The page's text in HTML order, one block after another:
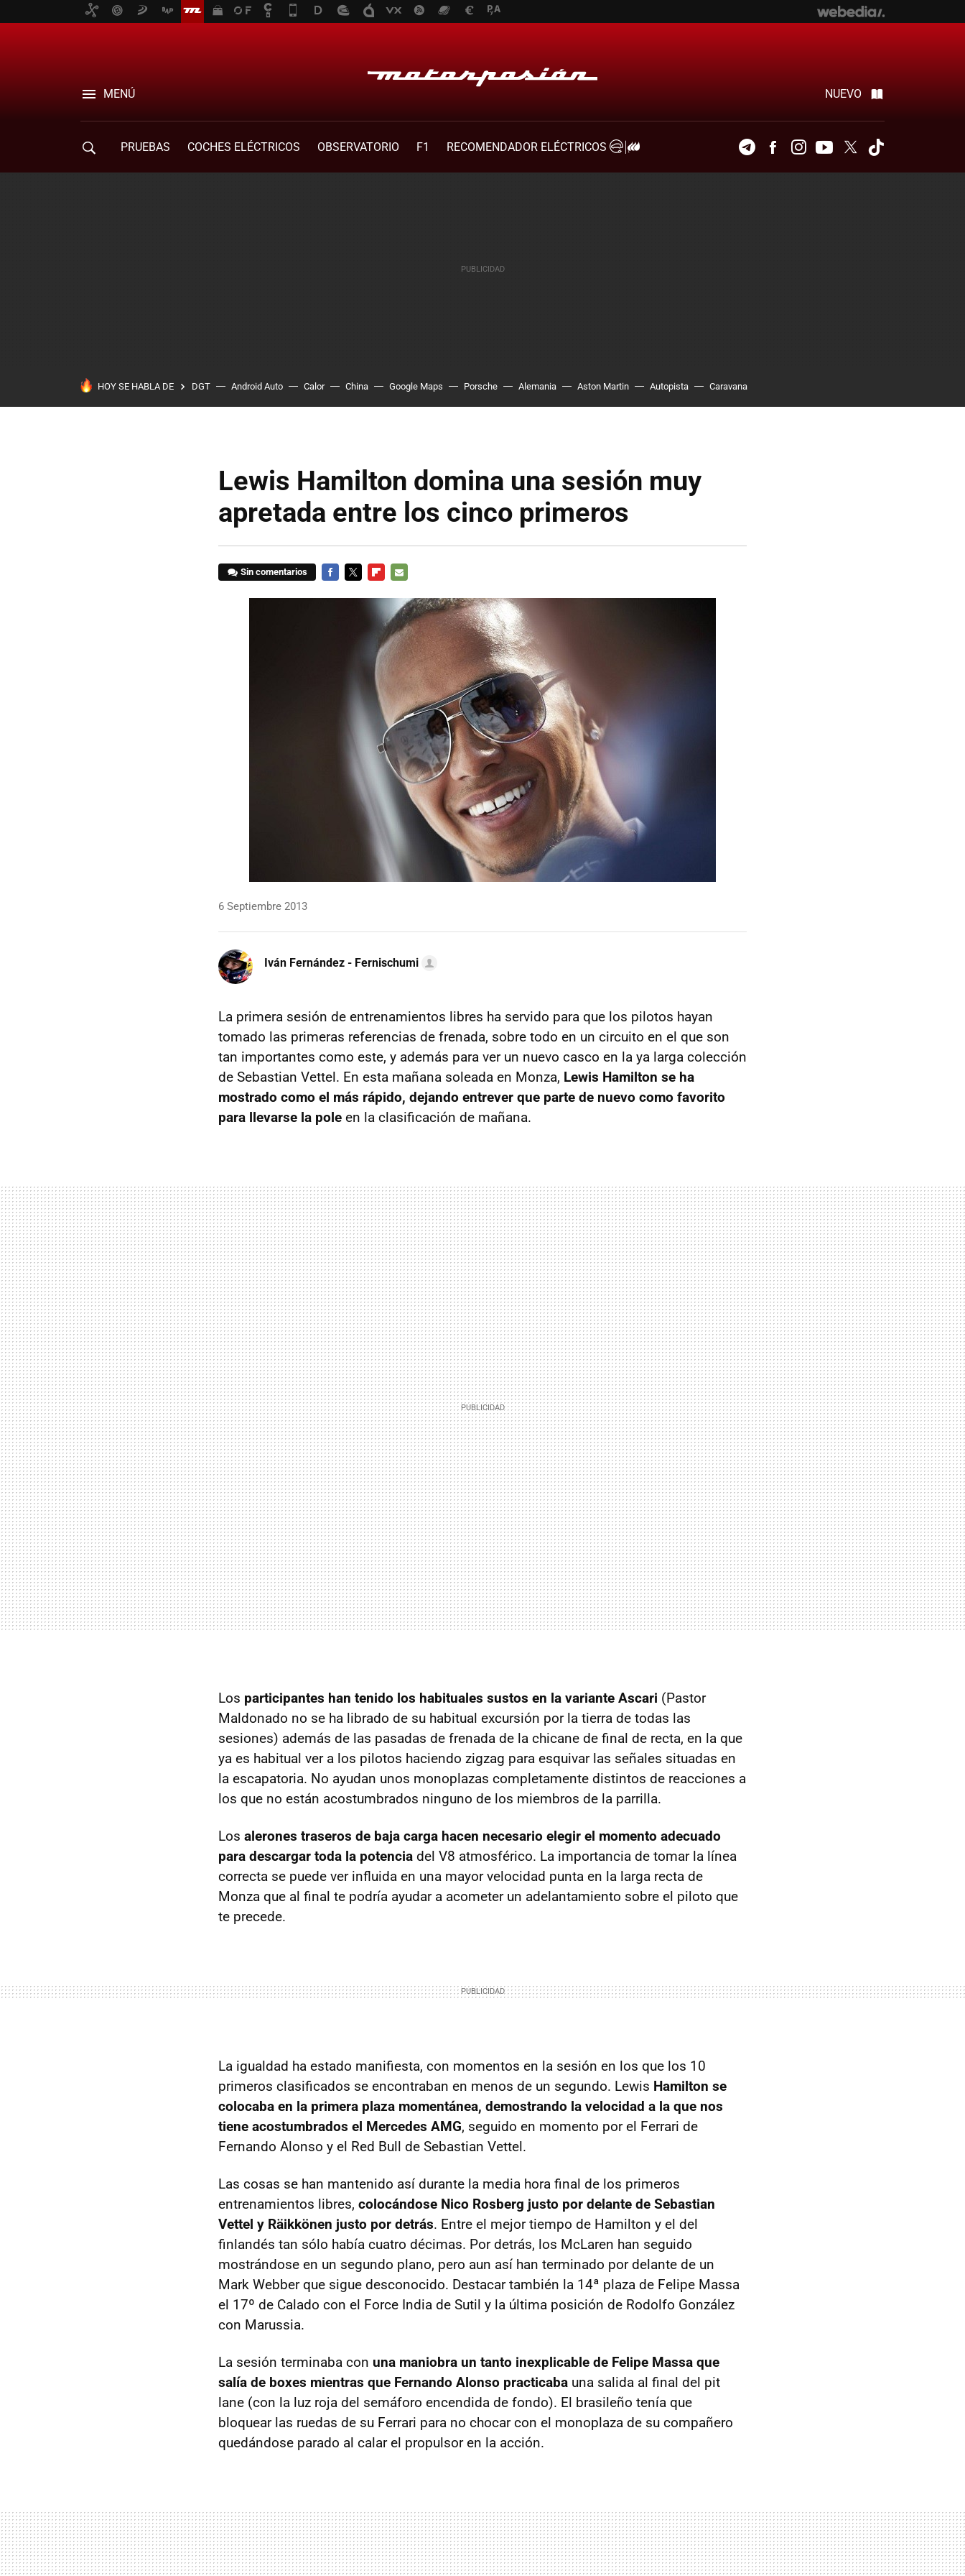
MENÚ NUEVO
PRUEBAS COCHES ELÉCTRICOS OBSERVATORIO F1
RECOMENDADOR ELÉCTRICOS
TelegramFacebookInstagramYoutubeTwitter
HOY SE HABLA DE DGT Android Auto Calor China Google Maps Porsche Alemania Aston Martin Autopista Caravana
Lewis Hamilton domina una sesión muy
apretada entre los cinco primeros
Sin comentarios
MAIL
6 Septiembre 2013
Iván Fernández - Fernischumi
La primera sesión de entrenamientos libres ha servido para que los pilotos hayan
tomado las primeras referencias de frenada, sobre todo en un circuito en el que son
tan importantes como este, y además para ver un nuevo casco en la ya larga colección
de Sebastian Vettel. En esta mañana soleada en Monza, Lewis Hamilton se ha
mostrado como el más rápido, dejando entrever que parte de nuevo como favorito
para llevarse la pole en la clasificación de mañana.
Los participantes han tenido los habituales sustos en la variante Ascari (Pastor
Maldonado no se ha librado de su habitual excursión por la tierra de todas las
sesiones) además de las pasadas de frenada de la chicane de final de recta, en la que
ya es habitual ver a los pilotos haciendo zigzag para esquivar las señales situadas en
la escapatoria. No ayudan unos monoplazas completamente distintos de reacciones a
los que no están acostumbrados ninguno de los miembros de la parrilla.
Los alerones traseros de baja carga hacen necesario elegir el momento adecuado
para descargar toda la potencia del V8 atmosférico. La importancia de tomar la línea
correcta se puede ver influida en una mayor velocidad punta en la larga recta de
Monza que al final te podría ayudar a acometer un adelantamiento sobre el piloto que
te precede.
La igualdad ha estado manifiesta, con momentos en la sesión en los que los 10
primeros clasificados se encontraban en menos de un segundo. Lewis Hamilton se
colocaba en la primera plaza momentánea, demostrando la velocidad a la que nos
tiene acostumbrados el Mercedes AMG, seguido en momento por el Ferrari de
Fernando Alonso y el Red Bull de Sebastian Vettel.
Las cosas se han mantenido así durante la media hora final de los primeros
entrenamientos libres, colocándose Nico Rosberg justo por delante de Sebastian
Vettel y Räikkönen justo por detrás. Entre el mejor tiempo de Hamilton y el del
finlandés tan sólo había cuatro décimas. Por detrás, los McLaren han seguido
mostrándose en un segundo plano, pero aun así han terminado por delante de un
Mark Webber que sigue desconocido. Destacar también la 14ª plaza de Felipe Massa
el 17º de Calado con el Force India de Sutil y la última posición de Rodolfo González
con Marussia.
La sesión terminaba con una maniobra un tanto inexplicable de Felipe Massa que
salía de boxes mientras que Fernando Alonso practicaba una salida al final del pit
lane (con la luz roja del semáforo encendida de fondo). El brasileño tenía que
bloquear las ruedas de su Ferrari para no chocar con el monoplaza de su compañero
quedándose parado al calar el propulsor en la acción.